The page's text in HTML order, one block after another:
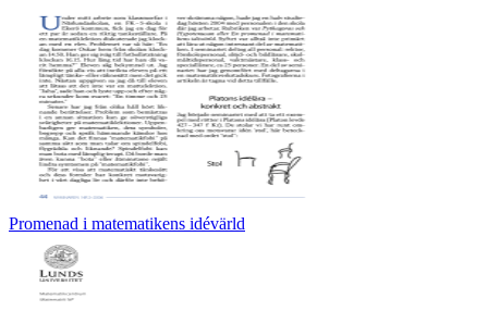
Promenad i matematikens idévärld